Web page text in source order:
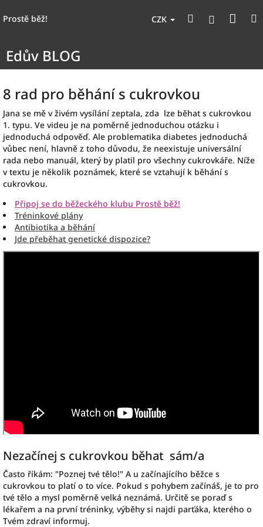
naProstě běž! CZK Hledat
Edův BLOG
8 rad pro běhání s cukrovkou
Jana se mě v živém vysílání zeptala, zda lze běhat s cukrovkou
1. typu. Ve videu je na poměrně jednoduchou otázku i
jednoduchá odpověď. Ale problematika diabetes jednoduchá
vůbec není, hlavně z toho důvodu, že neexistuje universální
rada nebo manuál, který by platil pro všechny cukrovkáře. Níže
v textu je několik poznámek, které se vztahují k běhání s
cukrovkou.
Připoj se do běžeckého klubu Prostě běž!
Tréninkové plány
Antibiotika a běhání
Jde přeběhat genetické dispozice?
Nezačínej s cukrovkou běhat sám/a
Často říkám: "Poznej tvé tělo!" A u začínajícího běžce s
cukrovkou to platí o to více. Pokud s pohybem začínáš, je to pro
tvé tělo a mysl poměrně velká neznámá. Určitě se poraď s
lékařem a na první tréninky, výběhy si najdi parťáka, kterého o
Tvém zdraví informuj.